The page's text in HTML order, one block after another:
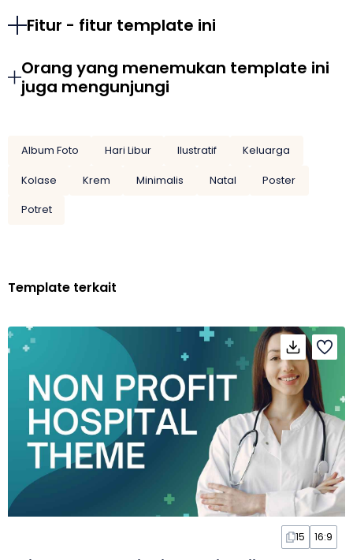
Fitur - fitur template ini
Orang yang menemukan template ini
juga mengunjungi
Album Foto Hari Libur Ilustratif
Keluarga
Kolase
Krem Minimalis Natal
Poster
Potret
Template terkait
15 16:9